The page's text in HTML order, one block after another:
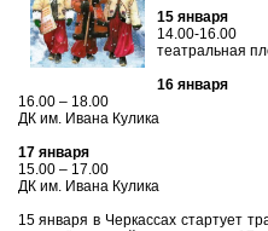
15 января
14.00-16.00
театральная
16 января
16.00 – 18.00
ДК им. Ивана Кулика
17 января
15.00 – 17.00
ДК им. Ивана Кулика
15 января в Черкассах стартует